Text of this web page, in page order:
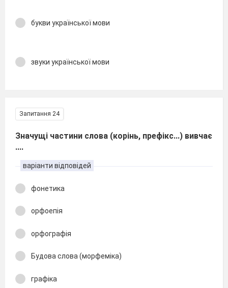
букви української мови
звуки української мови
Запитання 24
Значущі частини слова (корінь, префікс...) вивчає
....
варіанти відповідей
фонетика
орфоепія
орфографія
Будова слова (морфеміка)
графіка